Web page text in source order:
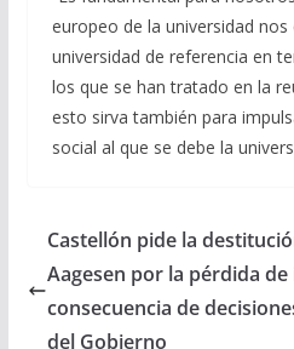
europeo de la universidad
universidad de referencia en
los que se han tratado en la
esto sirva también para
social al que se debe la
Castellón pide la
Aagesen por la pérdida
consecuencia de
del Gobierno